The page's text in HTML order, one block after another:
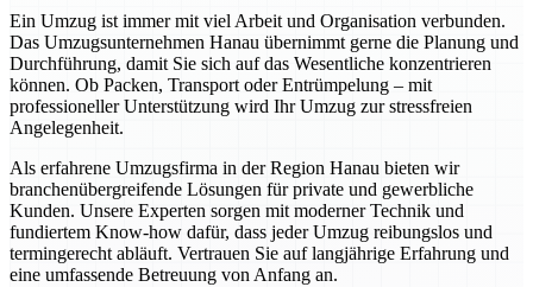
Ein Umzug ist immer mit viel Arbeit und Organisation verbunden.
Das Umzugsunternehmen Hanau übernimmt gerne die Planung und
Durchführung, damit Sie sich auf das Wesentliche konzentrieren
können. Ob Packen, Transport oder Entrümpelung – mit
professioneller Unterstützung wird Ihr Umzug zur stressfreien
Angelegenheit.
Als erfahrene Umzugsfirma in der Region Hanau bieten wir
branchenübergreifende Lösungen für private und gewerbliche
Kunden. Unsere Experten sorgen mit moderner Technik und
fundiertem Know-how dafür, dass jeder Umzug reibungslos und
termingerecht abläuft. Vertrauen Sie auf langjährige Erfahrung und
eine umfassende Betreuung von Anfang an.